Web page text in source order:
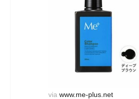
via www.me-plus.net